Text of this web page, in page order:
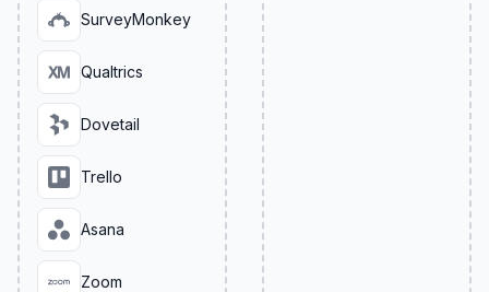
SurveyMonkey
Qualtrics
Dovetail
Trello
Asana
Zoom